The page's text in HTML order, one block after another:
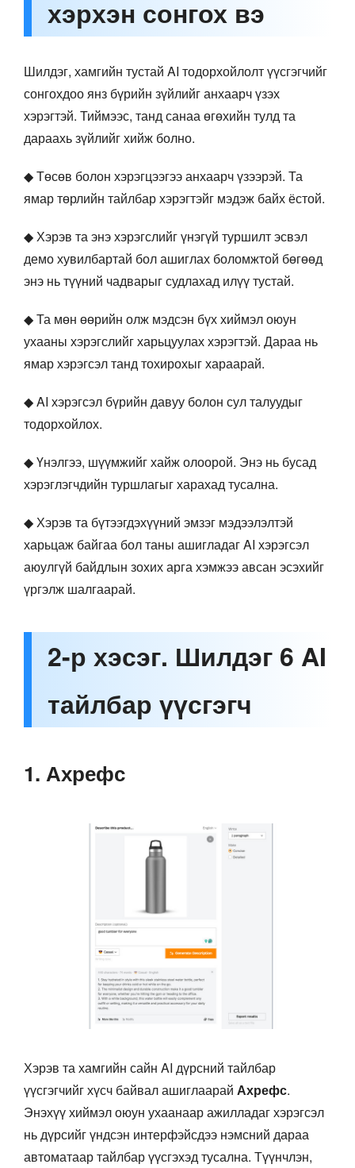
хэрхэн сонгох вэ
Шилдэг, хамгийн тустай AI тодорхойлолт үүсгэгчийг
сонгохдоо янз бүрийн зүйлийг анхаарч үзэх
хэрэгтэй. Тиймээс, танд санаа өгөхийн тулд та
дараахь зүйлийг хийж болно.
◆ Төсөв болон хэрэгцээгээ анхаарч үзээрэй. Та
ямар төрлийн тайлбар хэрэгтэйг мэдэж байх ёстой.
◆ Хэрэв та энэ хэрэгслийг үнэгүй туршилт эсвэл
демо хувилбартай бол ашиглах боломжтой бөгөөд
энэ нь түүний чадварыг судлахад илүү тустай.
◆ Та мөн өөрийн олж мэдсэн бүх хиймэл оюун
ухааны хэрэгслийг харьцуулах хэрэгтэй. Дараа нь
ямар хэрэгсэл танд тохирохыг хараарай.
◆ AI хэрэгсэл бүрийн давуу болон сул талуудыг
тодорхойлох.
◆ Үнэлгээ, шүүмжийг хайж олоорой. Энэ нь бусад
хэрэглэгчдийн туршлагыг харахад тусална.
◆ Хэрэв та бүтээгдэхүүний эмзэг мэдээлэлтэй
харьцаж байгаа бол таны ашигладаг AI хэрэгсэл
аюулгүй байдлын зохих арга хэмжээ авсан эсэхийг
үргэлж шалгаарай.
2-р хэсэг. Шилдэг 6 AI
тайлбар үүсгэгч
1. Ахрефс
Хэрэв та хамгийн сайн AI дүрсний тайлбар
үүсгэгчийг хүсч байвал ашиглаарай Ахрефс.
Энэхүү хиймэл оюун ухаанаар ажилладаг хэрэгсэл
нь дүрсийг үндсэн интерфэйсдээ нэмсний дараа
автоматаар тайлбар үүсгэхэд тусална. Түүнчлэн,